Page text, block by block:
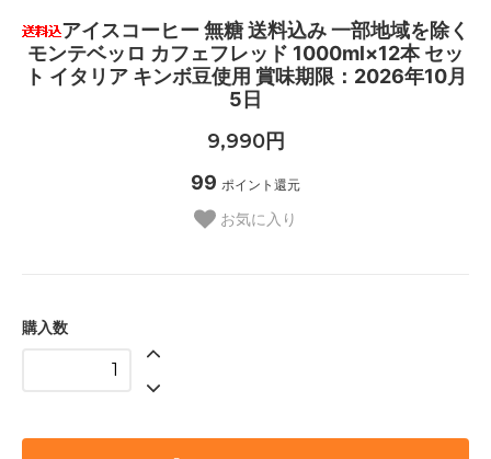
アイスコーヒー 無糖 送料込み 一部地域を除く
モンテベッロ カフェフレッド 1000ml×12本 セッ
ト イタリア キンボ豆使用 賞味期限：2026年10月
5日
9,990円
99 ポイント還元
お気に入り
購入数